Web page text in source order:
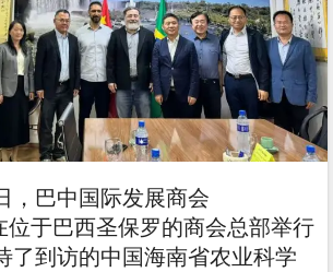
，巴中国际发展商会
位于巴西圣保罗的商会总部举行
了到访的中国海南省农业科学